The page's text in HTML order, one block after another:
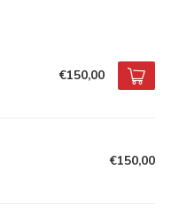
€150,00
€150,00